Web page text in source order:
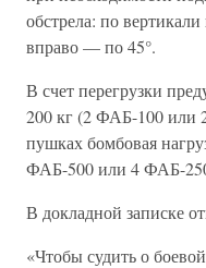
обстрела: по
вправо — по 45°.
В счет перегрузки
200 кг (2 ФАБ-100 или
пушках бомбовая
ФАБ-500 или 4 ФАБ-
В докладной записке
«Чтобы судить о